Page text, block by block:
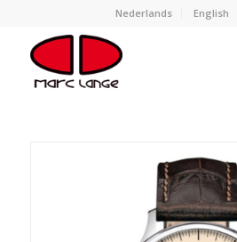
Nederlands English